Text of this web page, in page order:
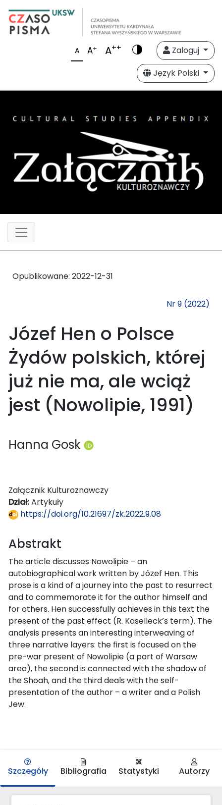
A A+ A++
Zaloguj
Język Polski
Opublikowane: 2022-12-31
Nr 9 (2022)
Józef Hen o Polsce
Żydów polskich, której
już nie ma, ale wciąż
jest (Nowolipie, 1991)
Hanna Gosk
Załącznik Kulturoznawczy
Dział:Artykuły
https://doi.org/10.21697/zk.2022.9.08
Abstrakt
The article discusses Nowolipie – an
autobiographical work written by Józef Hen. This
prose is a kind of a journey into the past to resurrect
and to commemorate it for the author himself and
for others. Hen successfully achieves in this text the
present of the past effect (R. Koselleck’s term). The
analysis presents an interesting interweaving of
three narrative layers: the first is focused on the
pre-war present of Nowolipie (a part of Warsaw
area), the second is connected with the shadow of
the Shoah, and the third deals with the self-
presentation of the author – a writer and a Polish
Jew.
Szczegóły Bibliografia Statystyki Autorzy